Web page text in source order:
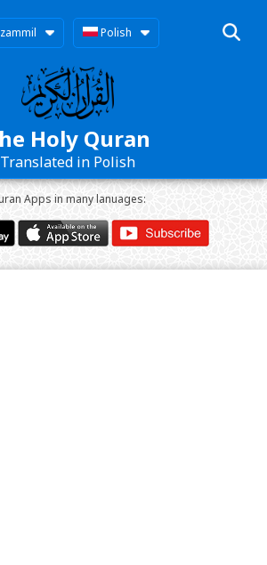
Polish
Holy Quran
Translated in Polish
Apps in many lanuages: